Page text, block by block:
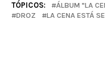
TÓPICOS: ÁLBUM "LA
DROZ
LA CENA ESTÁ